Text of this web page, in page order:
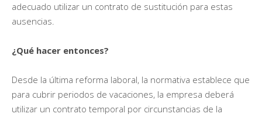
adecuado utilizar un contrato de sustitución para estas
ausencias.
¿Qué hacer entonces?
Desde la última reforma laboral, la normativa establece que
para cubrir periodos de vacaciones, la empresa deberá
utilizar un contrato temporal por circunstancias de la